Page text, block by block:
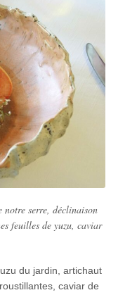
notre serre, déclinaison
feuilles de yuzu, caviar
du jardin, artichaut
caviar de